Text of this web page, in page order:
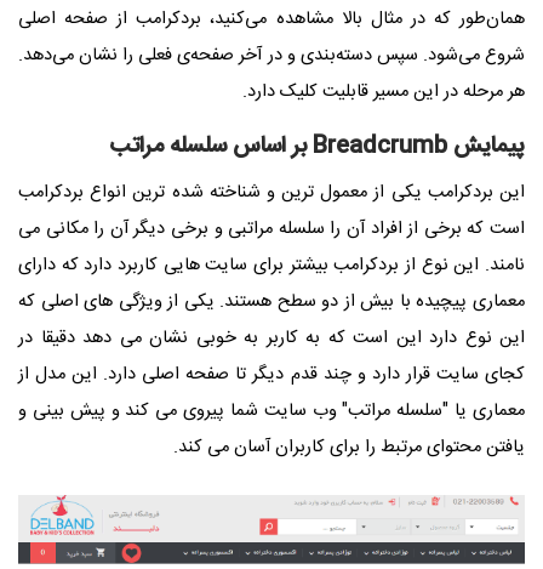
همان‌طور که در مثال بالا مشاهده می‌کنید، بردکرامب از صفحه اصلی
شروع می‌شود. سپس دسته‌بندی و در آخر صفحه‌ی فعلی را نشان می‌دهد.
هر مرحله در این مسیر قابلیت کلیک دارد.
پیمایش Breadcrumb بر اساس سلسله مراتب
این بردکرامب یکی از معمول ترین و شناخته شده ترین انواع بردکرامب
است که برخی از افراد آن را سلسله مراتبی و برخی دیگر آن را مکانی می
نامند. این نوع از بردکرامب بیشتر برای سایت هایی کاربرد دارد که دارای
معماری پیچیده با بیش از دو سطح هستند. یکی از ویژگی های اصلی که
این نوع دارد این است که به کاربر به خوبی نشان می دهد دقیقا در
کجای سایت قرار دارد و چند قدم دیگر تا صفحه اصلی دارد. این مدل از
معماری یا "سلسله مراتب" وب سایت شما پیروی می کند و پیش بینی و
یافتن محتوای مرتبط را برای کاربران آسان می کند.